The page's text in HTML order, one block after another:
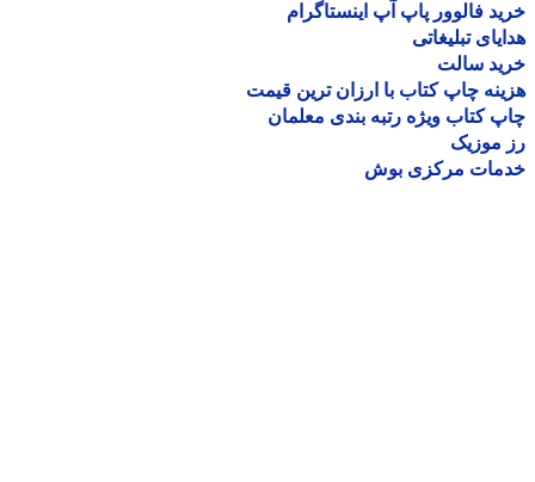
فالوور پاپ آپ اینستاگرام
تبلیغاتی
سالت
چاپ کتاب با ارزان ترین قیمت
کتاب ویژه رتبه بندی معلمان
موزیک
مرکزی بوش